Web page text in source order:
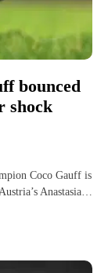
bounced
shock
Coco Gauff is
Anastasia…